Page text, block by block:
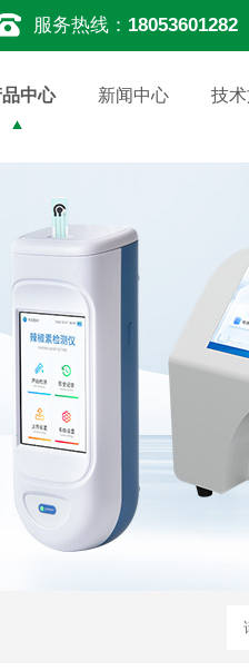
服务热线： 18053601282
中心 新闻中心 技